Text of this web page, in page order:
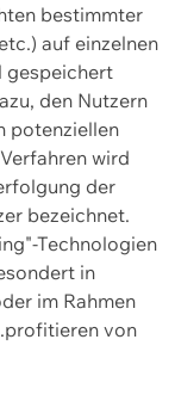
bestimmter
auf einzelnen
gespeichert
den Nutzern
potenziellen
wird
der
bezeichnet.
Technologien
in
im Rahmen
von